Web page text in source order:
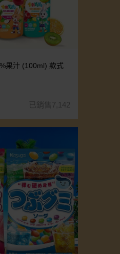
果汁 (100ml) 款式
已銷售7,142